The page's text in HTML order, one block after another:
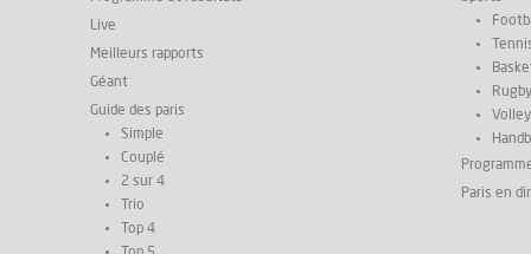
Live
Meilleurs rapports
Géant
Guide des paris
Simple
Couplé
2 sur 4
Trio
Top 4
Rugby
Paris en